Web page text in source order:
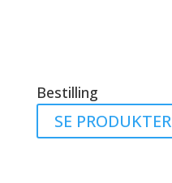
Bestilling
SE PRODUKTER